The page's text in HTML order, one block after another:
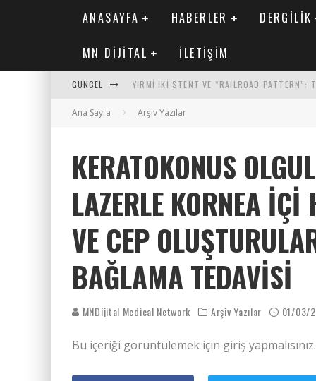
ANASAYFA HABERLER DERGILIK
MN DIJITAL İLETIŞIM
GÜNCEL YIRMI İKI STENT VE “RAILROAD PATTERN”:
SAFEN VEN GREFT HASTALIĞI ILE İLIŞKILI
MN KARDIYOLOJI YIL 33 SAYI 2 2026
Ana Sayfa Arşiv Yazılar
KERATOKONUS
LAZERLE KORNEA
VE CEP
BAĞLAMA TEDAVISI
MNDijital Medical Network Arşiv Yazılar 01/03/
Bu içeriği görüntülemek için giriş